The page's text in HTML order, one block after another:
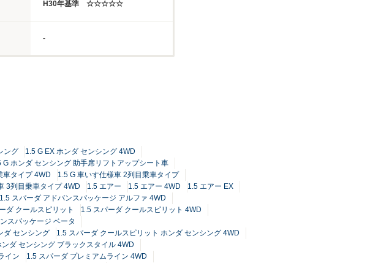
H30年基準 ☆☆☆☆☆
-
ング
1.5 G EX ホンダ センシング 4WD
G ホンダ センシング 助手席リフトアップシート車
車タイプ 4WD
1.5 G 車いす仕様車 2列目乗車タイプ
3列目乗車タイプ 4WD 1.5 エアー 1.5 エアー 4WD
1.5 エアー EX
1.5 スパーダ アドバンスパッケージ アルファ 4WD
ダ クールスピリット
1.5 スパーダ クールスピリット 4WD
スパッケージ ベータ
ダ センシング
1.5 スパーダ クールスピリット ホンダ センシング 4WD
ダ センシング ブラックスタイル 4WD
イン
1.5 スパーダ プレミアムライン 4WD